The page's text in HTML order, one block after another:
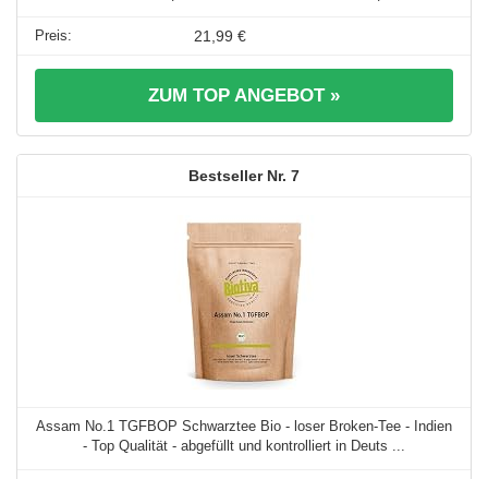
21,99 €
ZUM TOP ANGEBOT »
7
Assam No.1 TGFBOP Schwarztee Bio - loser Broken-Tee - Indien
- Top Qualität - abgefüllt und kontrolliert in Deuts ...